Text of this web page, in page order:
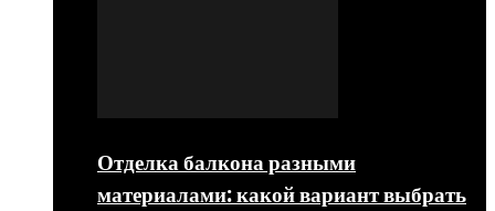
Отделка балкона разными
материалами: какой вариант выбрать